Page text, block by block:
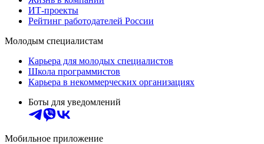
ИТ-проекты
Рейтинг работодателей России
Молодым специалистам
Карьера для молодых специалистов
Школа программистов
Карьера в некоммерческих организациях
Боты для уведомлений
Мобильное приложение